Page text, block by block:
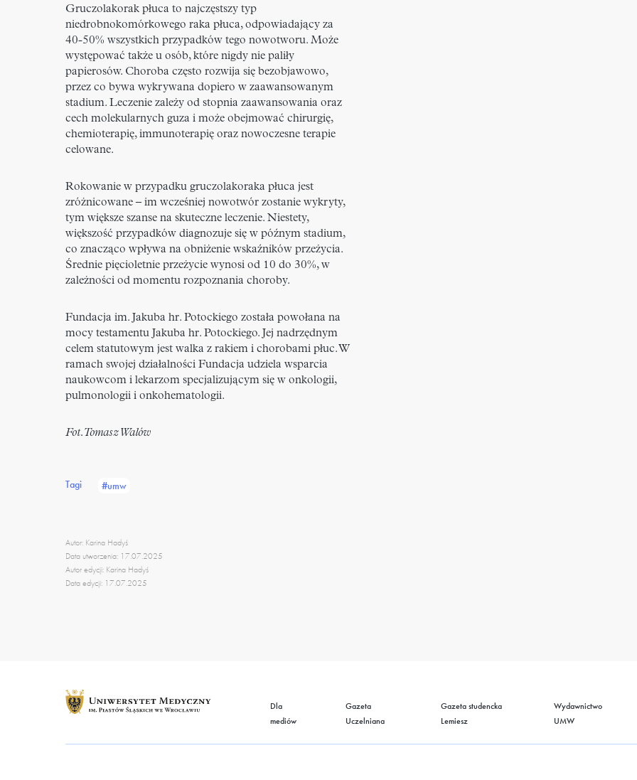
Gruczolakorak płuca to najczęstszy typ
niedrobnokomórkowego raka płuca, odpowiadający za
40-50% wszystkich przypadków tego nowotworu. Może
występować także u osób, które nigdy nie paliły
papierosów. Choroba często rozwija się bezobjawowo,
przez co bywa wykrywana dopiero w zaawansowanym
stadium. Leczenie zależy od stopnia zaawansowania oraz
cech molekularnych guza i może obejmować chirurgię,
chemioterapię, immunoterapię oraz nowoczesne terapie
celowane.
Rokowanie w przypadku gruczolakoraka płuca jest
zróżnicowane – im wcześniej nowotwór zostanie wykryty,
tym większe szanse na skuteczne leczenie. Niestety,
większość przypadków diagnozuje się w późnym stadium,
co znacząco wpływa na obniżenie wskaźników przeżycia.
Średnie pięcioletnie przeżycie wynosi od 10 do 30%, w
zależności od momentu rozpoznania choroby.
Fundacja im. Jakuba hr. Potockiego została powołana na
mocy testamentu Jakuba hr. Potockiego. Jej nadrzędnym
celem statutowym jest walka z rakiem i chorobami płuc. W
ramach swojej działalności Fundacja udziela wsparcia
naukowcom i lekarzom specjalizującym się w onkologii,
pulmonologii i onkohematologii.
Fot. Tomasz Walów
Tagi #umw
Autor: Karina Hadyś
Data utworzenia: 17.07.2025
Autor edycji: Karina Hadyś
Data edycji: 17.07.2025
Dla
mediów
Gazeta
Uczelniana
Gazeta studencka
Lemiesz
Wydawnictwo
UMW